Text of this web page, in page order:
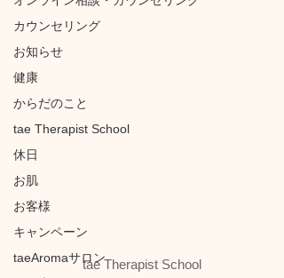
カウンセリング
お知らせ
健康
からだのこと
tae Therapist School
休日
お肌
お客様
キャンペーン
taeAromaサロンtae Therapist School